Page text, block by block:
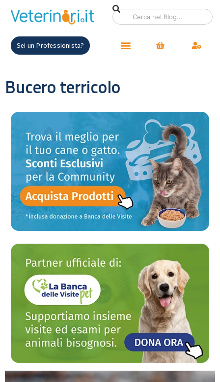
Sei un Professionista?
Bucero terricolo